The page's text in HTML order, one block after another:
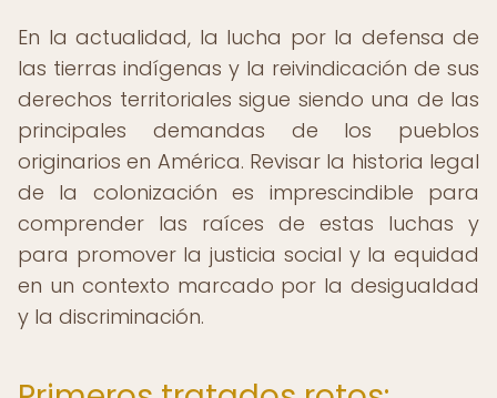
En la actualidad, la lucha por la defensa de
las tierras indígenas y la reivindicación de sus
derechos territoriales sigue siendo una de las
principales demandas de los pueblos
originarios en América. Revisar la historia legal
de la colonización es imprescindible para
comprender las raíces de estas luchas y
para promover la justicia social y la equidad
en un contexto marcado por la desigualdad
y la discriminación.